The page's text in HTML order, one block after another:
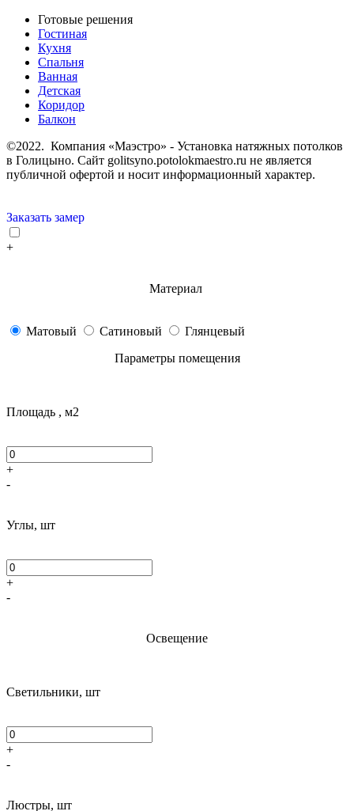
Готовые решения
Гостиная
Кухня
Спальня
Ванная
Детская
Коридор
Балкон
©2022. Компания «Маэстро» - Установка натяжных потолков
в Голицыно. Сайт golitsyno.potolokmaestro.ru не является
публичной офертой и носит информационный характер.
Заказать замер
+
Материал
Матовый Сатиновый
Глянцевый
Параметры помещения
Площадь , м2
+
-
Углы, шт
+
-
Освещение
Светильники, шт
+
-
Люстры, шт